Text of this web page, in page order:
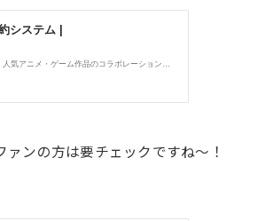
ァンの方は要チェックですね〜！